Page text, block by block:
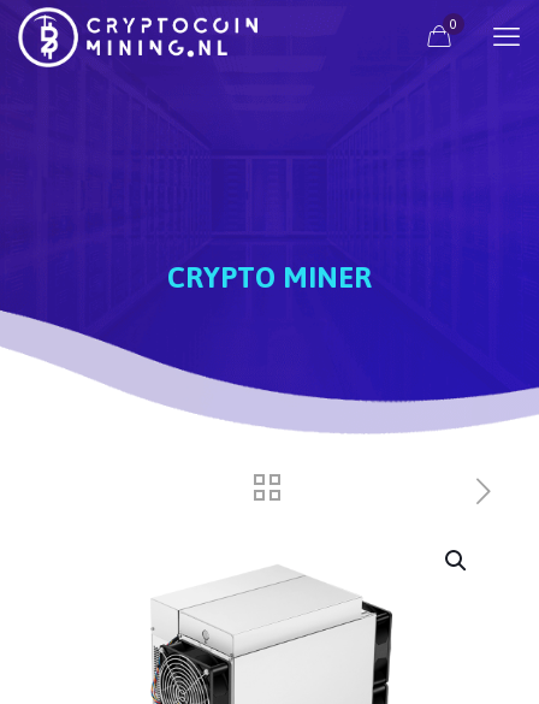
0
CRYPTO MINER